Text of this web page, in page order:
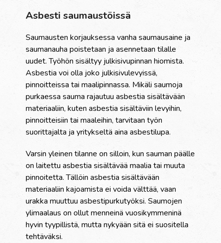
Asbesti saumaustöissä
Saumausten korjauksessa vanha saumausaine ja
saumanauha poistetaan ja asennetaan tilalle
uudet. Työhön sisältyy julkisivupinnan hiomista.
Asbestia voi olla joko julkisivulevyissä,
pinnoitteissa tai maalipinnassa. Mikäli saumoja
purkaessa sauma rajautuu asbestia sisältävään
materiaaliin, kuten asbestia sisältäviin levyihin,
pinnoitteisiin tai maaleihin, tarvitaan työn
suorittajalta ja yritykseltä aina asbestilupa.
Varsin yleinen tilanne on silloin, kun sauman päälle
on laitettu asbestia sisältävää maalia tai muuta
pinnoitetta. Tällöin asbestia sisältävään
materiaaliin kajoamista ei voida välttää, vaan
urakka muuttuu asbestipurkutyöksi. Saumojen
ylimaalaus on ollut menneinä vuosikymmeninä
hyvin tyypillistä, mutta nykyään sitä ei suositella
tehtäväksi.